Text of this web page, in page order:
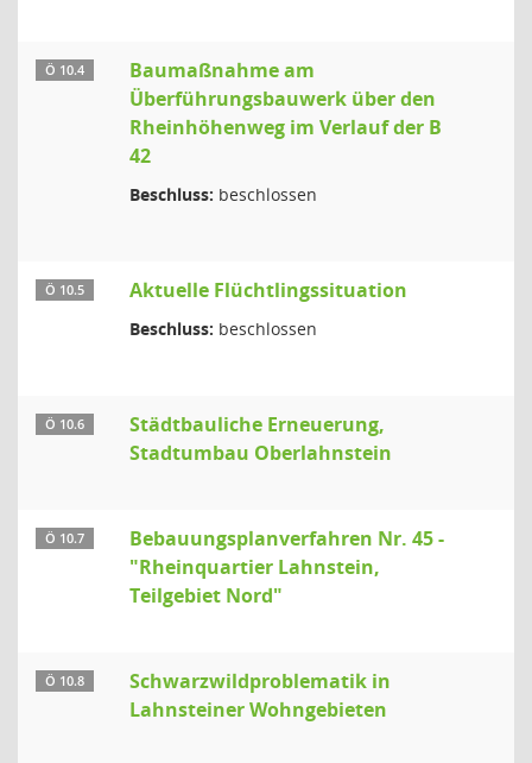
Ö 10.4
Baumaßnahme am
Überführungsbauwerk über den
Rheinhöhenweg im Verlauf der B
42
Beschluss: beschlossen
Ö 10.5 Aktuelle Flüchtlingssituation
Beschluss: beschlossen
Ö 10.6
Städtbauliche Erneuerung,
Stadtumbau Oberlahnstein
Ö 10.7
Bebauungsplanverfahren Nr. 45 -
"Rheinquartier Lahnstein,
Teilgebiet Nord"
Ö 10.8
Schwarzwildproblematik in
Lahnsteiner Wohngebieten